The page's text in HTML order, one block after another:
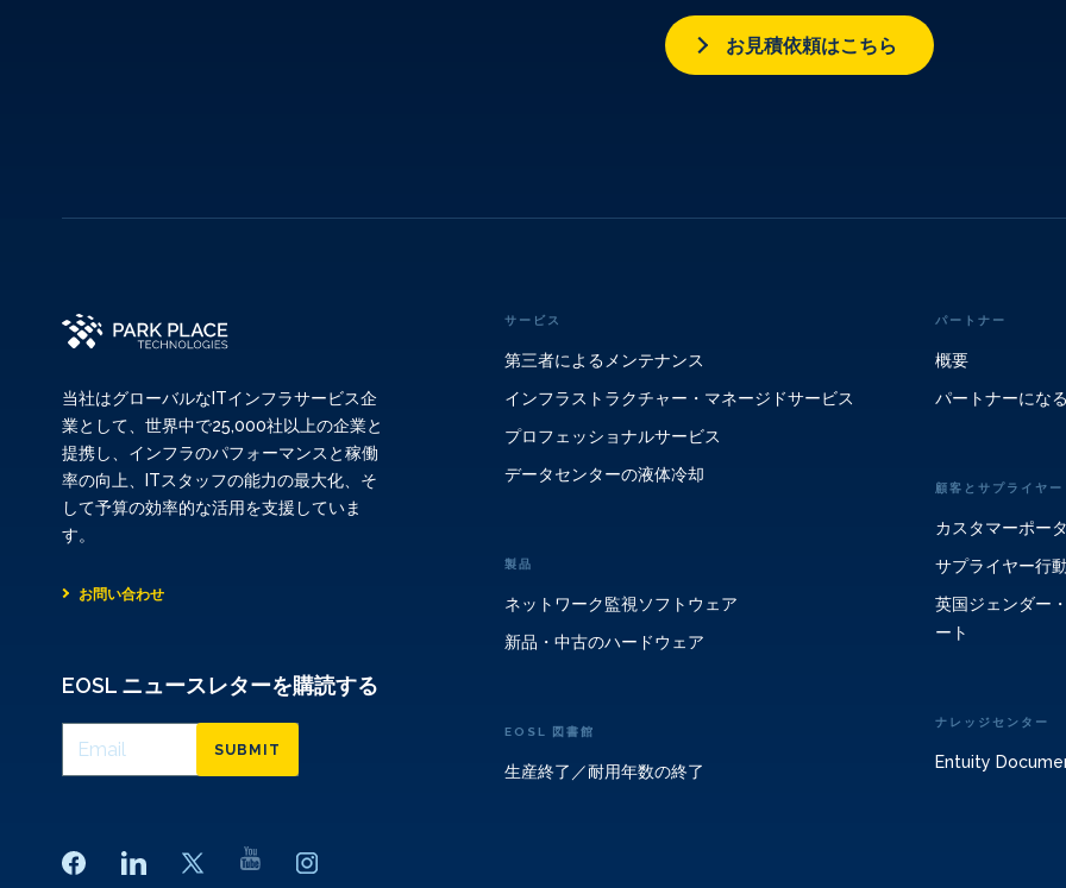
お見積依頼はこちら
当社はグローバルなITインフラサービス企
業として、世界中で25,000社以上の企業と
提携し、インフラのパフォーマンスと稼働
率の向上、ITスタッフの能力の最大化、そ
して予算の効率的な活用を支援していま
す。
お問い合わせ
EOSL ニュースレターを購読する
SUBMIT
サービス
第三者によるメンテナンス
インフラストラクチャー・マネージドサービス
プロフェッショナルサービス
データセンターの液体冷却
製品
ネットワーク監視ソフトウェア
新品・中古のハードウェア
EOSL 図書館
生産終了／耐用年数の終了
パートナー
概要
パートナーになる
顧客とサプライヤー
カスタマーポー
サプライヤー行
英国ジェンダー
ート
ナレッジセンター
Entuity